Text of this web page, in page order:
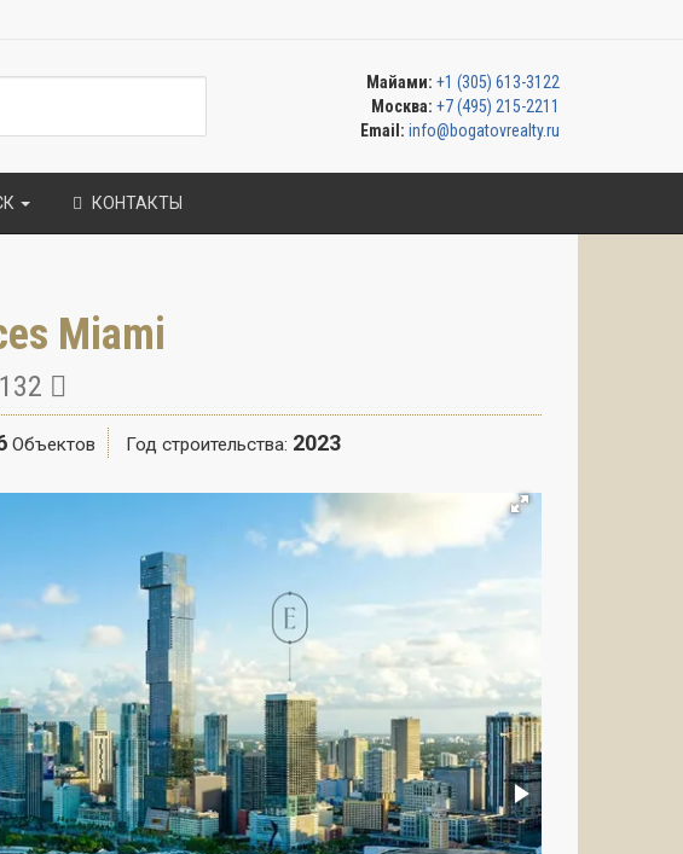
Майами: +1 (305) 613-3122
Москва: +7 (495) 215-2211
Email: info@bogatovrealty.ru
КОНТАКТЫ
Miami
Объектов Год строительства: 2023